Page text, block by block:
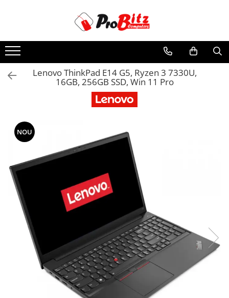
Laptopuri si accesorii
Laptopuri
Laptopuri Second-hand
Componente NOI Laptop
Memorii laptop
Hard Disk-uri laptop
Baterii laptop
Componente REFURBISHED Laptop
Hard Disk-uri Refurbished
Accesorii Laptop
Docking stations
Genti Laptop
Incarcatoare laptop
Incarcatoare laptop refurbished
Standuri și Coolere Laptop
Lenovo ThinkPad E14 G5, Ryzen 3 7330U,
16GB, 256GB SSD, Win 11 Pro
NOU